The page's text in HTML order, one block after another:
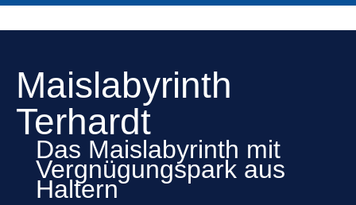
Maislabyrinth
Terhardt
Das Maislabyrinth mit
Vergnügungspark aus
Haltern